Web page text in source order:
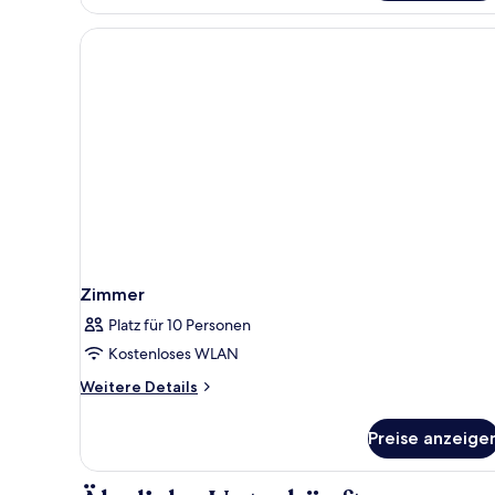
Zimmer
Platz für 10 Personen
Kostenloses WLAN
Weitere Details
Weitere
Preise